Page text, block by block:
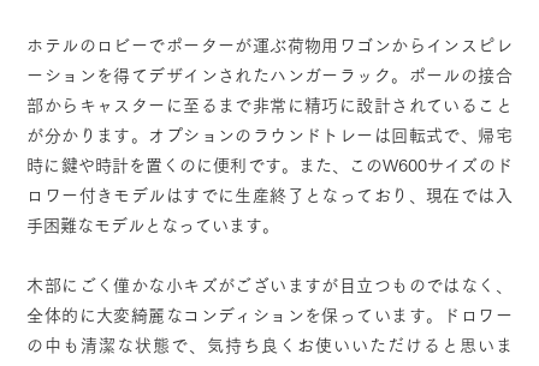
ホテルのロビーでポーターが運ぶ荷物用ワゴンからインスピレ
ーションを得てデザインされたハンガーラック。ポールの接合
部からキャスターに至るまで非常に精巧に設計されていること
が分かります。オプションのラウンドトレーは回転式で、帰宅
時に鍵や時計を置くのに便利です。また、このW600サイズのド
ロワー付きモデルはすでに生産終了となっており、現在では入
手困難なモデルとなっています。
木部にごく僅かな小キズがございますが目立つものではなく、
全体的に大変綺麗なコンディションを保っています。ドロワー
の中も清潔な状態で、気持ち良くお使いいただけると思いま